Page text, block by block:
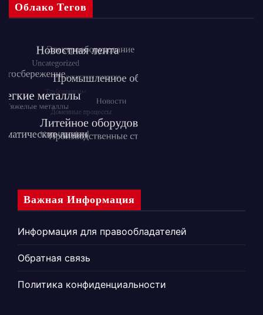
Облако Тегов
Важная Информация
Информация для правообладателей
Обратная связь
Политика конфиденциальности